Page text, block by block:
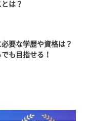
は？
要な学歴や資格は？
も目指せる！